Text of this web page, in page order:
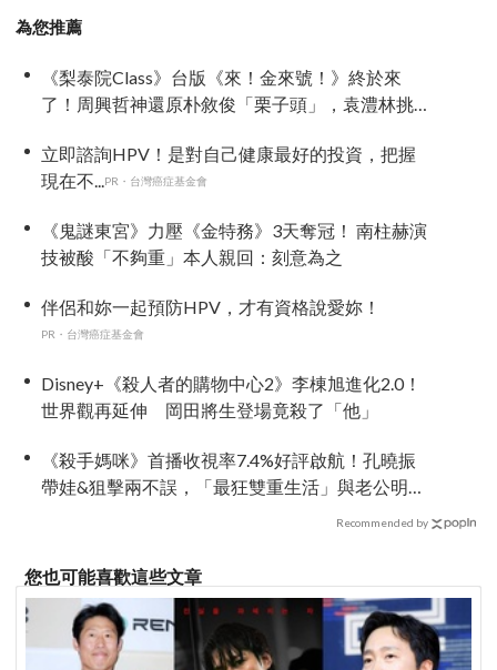
為您推薦
《梨泰院Class》台版《來！金來號！》終於來
了！周興哲神還原朴敘俊「栗子頭」，袁澧林挑
立即諮詢HPV！是對自己健康最好的投資，把握
現在不...PR・台灣癌症基金會
《鬼謎東宮》力壓《金特務》3天奪冠！ 南柱赫演
技被酸「不夠重」本人親回：刻意為之
伴侶和妳一起預防HPV，才有資格說愛妳！
PR・台灣癌症基金會
Disney+《殺人者的購物中心2》李棟旭進化2.0！
世界觀再延伸 岡田將生登場竟殺了「他」
《殺手媽咪》首播收視率7.4%好評啟航！孔曉振
帶娃&狙擊兩不誤，「最狂雙重生活」與老公明追
Recommended by
您也可能喜歡這些文章